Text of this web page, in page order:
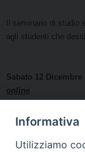
Il seminario di studio
agli studenti che
Sabato 12 Dicembre
online
(Seguirà la
lezione).
Informativa
Utilizziamo